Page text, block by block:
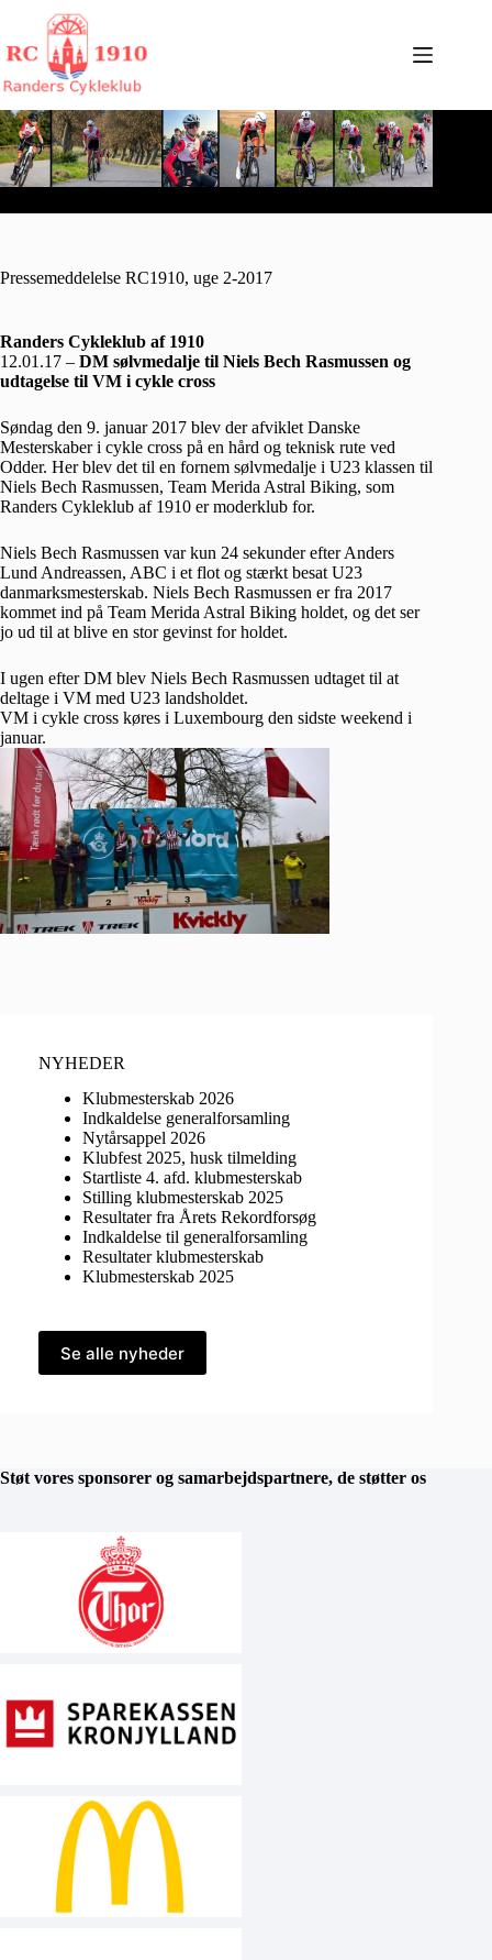
indhold
Pressemeddelelse RC1910, uge 2-2017
Randers Cykleklub af 1910
12.01.17 – DM sølvmedalje til Niels Bech Rasmussen og
udtagelse til VM i cykle cross
Søndag den 9. januar 2017 blev der afviklet Danske
Mesterskaber i cykle cross på en hård og teknisk rute ved
Odder. Her blev det til en fornem sølvmedalje i U23 klassen til
Niels Bech Rasmussen, Team Merida Astral Biking, som
Randers Cykleklub af 1910 er moderklub for.
Niels Bech Rasmussen var kun 24 sekunder efter Anders
Lund Andreassen, ABC i et flot og stærkt besat U23
danmarksmesterskab. Niels Bech Rasmussen er fra 2017
kommet ind på Team Merida Astral Biking holdet, og det ser
jo ud til at blive en stor gevinst for holdet.
I ugen efter DM blev Niels Bech Rasmussen udtaget til at
deltage i VM med U23 landsholdet.
VM i cykle cross køres i Luxembourg den sidste weekend i
januar.
NYHEDER
Klubmesterskab 2026
Indkaldelse generalforsamling
Nytårsappel 2026
Klubfest 2025, husk tilmelding
Startliste 4. afd. klubmesterskab
Stilling klubmesterskab 2025
Resultater fra Årets Rekordforsøg
Indkaldelse til generalforsamling
Resultater klubmesterskab
Klubmesterskab 2025
Se alle nyheder
Støt vores sponsorer og samarbejdspartnere, de støtter os